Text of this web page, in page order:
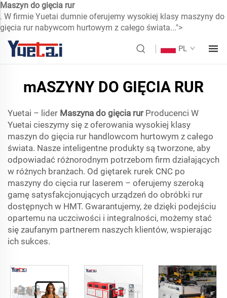
Maszyn do gięcia rur
. W firmie Yuetai dumnie oferujemy wysokiej klasy maszyny do
gięcia rur nabywcom hurtowym z całego świata...">
PL
mASZYNY DO GIĘCIA RUR
Yuetai – lider Maszyna do gięcia rur Producenci W
Yuetai cieszymy się z oferowania wysokiej klasy
maszyn do gięcia rur handlowcom hurtowym z całego
świata. Nasze inteligentne produkty są tworzone, aby
odpowiadać różnorodnym potrzebom firm działających
w różnych branżach. Od giętarek rurek CNC po
maszyny do cięcia rur laserem – oferujemy szeroką
gamę satysfakcjonujących urządzeń do obróbki rur
dostępnych w HMT. Gwarantujemy, że dzięki podejściu
opartemu na uczciwości i integralności, możemy stać
się zaufanym partnerem naszych klientów, wspierając
ich sukces.